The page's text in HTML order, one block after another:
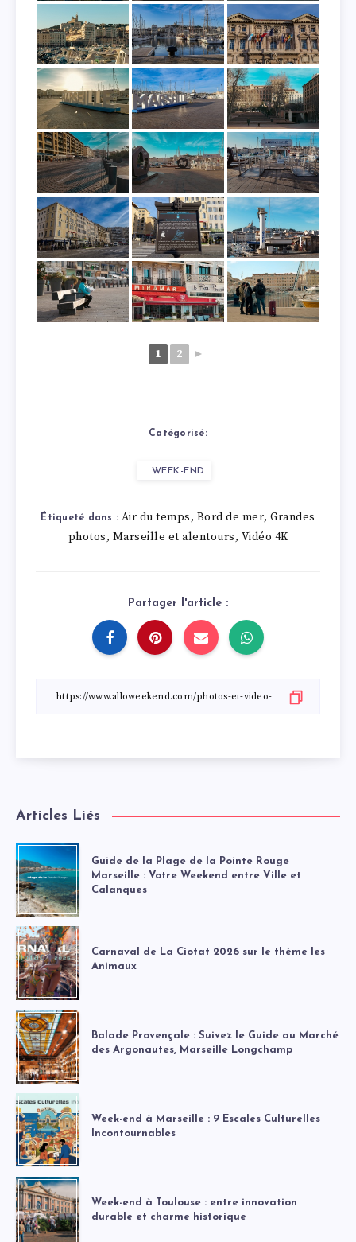
1 2 ►
Catégorisé:
WEEK-END
Étiqueté dans : Air du temps, Bord de mer,Grandes
photos, Marseille et alentours, Vidéo 4K
Partager l'article :
Articles Liés
Guide de la Plage de la Pointe Rouge
Marseille : Votre Weekend entre Ville et
Calanques
Carnaval de La Ciotat 2026 sur le thème les
Animaux
Balade Provençale : Suivez le Guide au Marché
des Argonautes, Marseille Longchamp
Week-end à Marseille : 9 Escales Culturelles
Incontournables
Week-end à Toulouse : entre innovation
durable et charme historique